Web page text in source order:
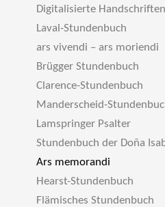
Digitalisierte Handschriften
Laval-Stundenbuch
ars vivendi – ars moriendi
Brügger Stundenbuch
Clarence-Stundenbuch
Manderscheid-
Lamspringer Psalter
Stundenbuch der Doña
Ars memorandi
Hearst-Stundenbuch
Flämisches Stundenbuch